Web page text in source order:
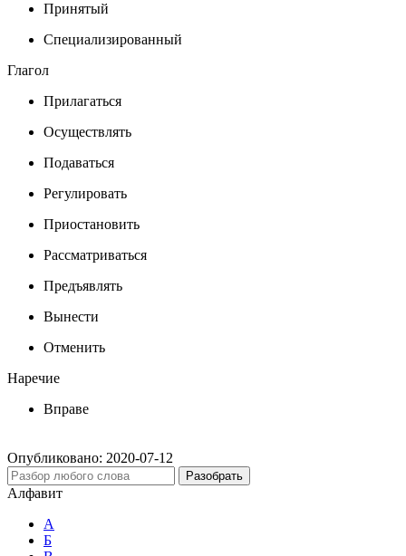
Принятый
Специализированный
Глагол
Прилагаться
Осуществлять
Подаваться
Регулировать
Приостановить
Рассматриваться
Предъявлять
Вынести
Отменить
Наречие
Вправе
Опубликовано: 2020-07-12
Разобрать
Алфавит
А
Б